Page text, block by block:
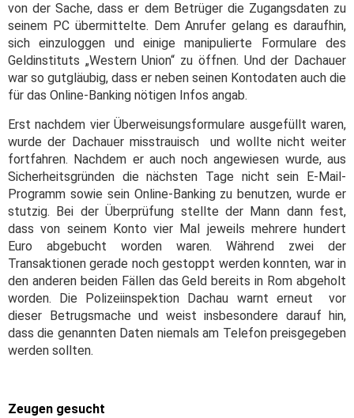
von der Sache, dass er dem Betrüger die Zugangsdaten zu
seinem PC übermittelte. Dem Anrufer gelang es daraufhin,
sich einzuloggen und einige manipulierte Formulare des
Geldinstituts „Western Union“ zu öffnen. Und der Dachauer
war so gutgläubig, dass er neben seinen Kontodaten auch die
für das Online-Banking nötigen Infos angab.
Erst nachdem vier Überweisungsformulare ausgefüllt waren,
wurde der Dachauer misstrauisch und wollte nicht weiter
fortfahren. Nachdem er auch noch angewiesen wurde, aus
Sicherheitsgründen die nächsten Tage nicht sein E-Mail-
Programm sowie sein Online-Banking zu benutzen, wurde er
stutzig. Bei der Überprüfung stellte der Mann dann fest,
dass von seinem Konto vier Mal jeweils mehrere hundert
Euro abgebucht worden waren. Während zwei der
Transaktionen gerade noch gestoppt werden konnten, war in
den anderen beiden Fällen das Geld bereits in Rom abgeholt
worden. Die Polizeiinspektion Dachau warnt erneut vor
dieser Betrugsmache und weist insbesondere darauf hin,
dass die genannten Daten niemals am Telefon preisgegeben
werden sollten.
Zeugen gesucht